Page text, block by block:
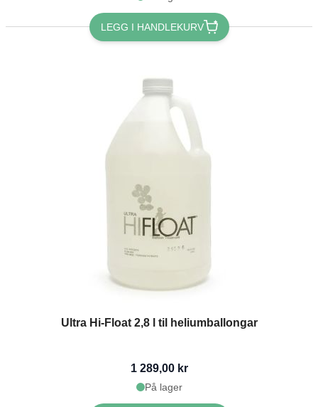
LEGG I HANDLEKURV
Ultra Hi-Float 2,8 l til heliumballongar
1 289,00 kr
På lager